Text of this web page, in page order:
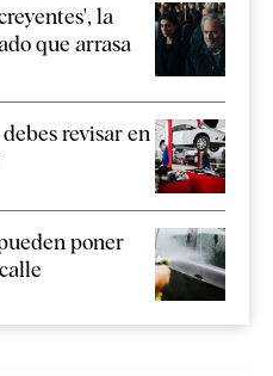
la
que arrasa
revisar en
poner